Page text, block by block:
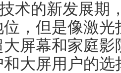
术的新发展期
，但是像激
屏幕和家庭
大屏用户的选